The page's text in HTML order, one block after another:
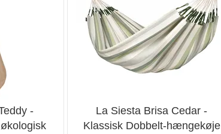
-
La Siesta Brisa Cedar -
Klassisk Dobbelt-hængekøje